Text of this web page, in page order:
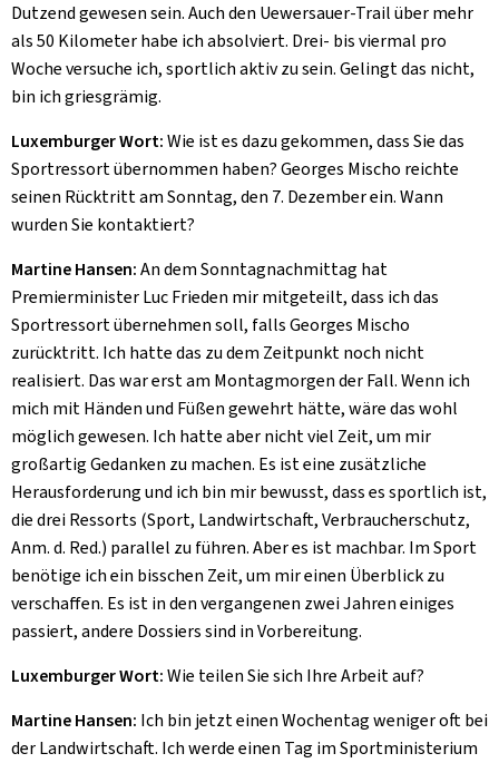
Dutzend gewesen sein. Auch den Uewersauer-Trail über mehr
als 50 Kilometer habe ich absolviert. Drei- bis viermal pro
Woche versuche ich, sportlich aktiv zu sein. Gelingt das nicht,
bin ich griesgrämig.
Luxemburger Wort:Wie ist es dazu gekommen, dass Sie das
Sportressort übernommen haben? Georges Mischo reichte
seinen Rücktritt am Sonntag, den 7. Dezember ein. Wann
wurden Sie kontaktiert?
Martine Hansen:An dem Sonntagnachmittag hat
Premierminister Luc Frieden mir mitgeteilt, dass ich das
Sportressort übernehmen soll, falls Georges Mischo
zurücktritt. Ich hatte das zu dem Zeitpunkt noch nicht
realisiert. Das war erst am Montagmorgen der Fall. Wenn ich
mich mit Händen und Füßen gewehrt hätte, wäre das wohl
möglich gewesen. Ich hatte aber nicht viel Zeit, um mir
großartig Gedanken zu machen. Es ist eine zusätzliche
Herausforderung und ich bin mir bewusst, dass es sportlich ist,
die drei Ressorts (Sport, Landwirtschaft, Verbraucherschutz,
Anm. d. Red.) parallel zu führen. Aber es ist machbar. Im Sport
benötige ich ein bisschen Zeit, um mir einen Überblick zu
verschaffen. Es ist in den vergangenen zwei Jahren einiges
passiert, andere Dossiers sind in Vorbereitung.
Luxemburger Wort:Wie teilen Sie sich Ihre Arbeit auf?
Martine Hansen: Ich bin jetzt einen Wochentag weniger oft bei
der Landwirtschaft. Ich werde einen Tag im Sportministerium